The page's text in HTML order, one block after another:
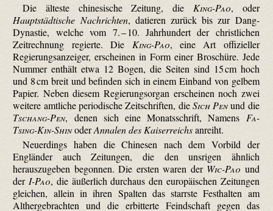
Die älteste chinesische Zeitung, die King-Pao, oder
Hauptstädtische Nachrichten, datieren zurück bis zur Dang-
Dynastie, welche vom 7. – 10. Jahrhundert der christlichen
Zeitrechnung regierte. Die King-Pao, eine Art offizieller
Regierungsanzeiger, erscheinen in Form einer Broschüre. Jede
Nummer enthält etwa 12 Bogen, die Seiten sind 15 cm hoch
und 8 cm breit und befinden sich in einem Einband von gelbem
Papier. Neben diesem Regierungsorgan erscheinen noch zwei
weitere amtliche periodische Zeitschriften, dieSich Penund die
Tschang-Pen, denen sich eine Monatsschrift, Namens Fa-
Tsing-Kin-ShinoderAnnalen des Kaiserreichsanreiht.
Neuerdings haben die Chinesen nach dem Vorbild der
Engländer auch Zeitungen, die den unsrigen ähnlich
herauszugeben begonnen. Die ersten waren der Wic-Pao und
derI-Pao, die äußerlich durchaus den europäischen Zeitungen
gleichen, allein in ihren Spalten das starrste Festhalten am
Althergebrachten und die erbitterte Feindschaft gegen das